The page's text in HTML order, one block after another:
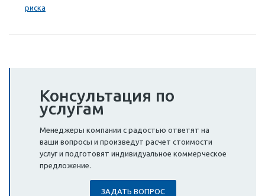
риска
Консультация по
услугам
Менеджеры компании с радостью ответят на
ваши вопросы и произведут расчет стоимости
услуг и подготовят индивидуальное коммерческое
предложение.
ЗАДАТЬ ВОПРОС